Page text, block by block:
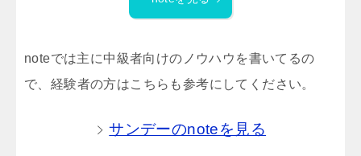
noteでは主に中級者向けのノウハウを書いてるの
で、経験者の方はこちらも参考にしてください。
サンデーのnoteを見る